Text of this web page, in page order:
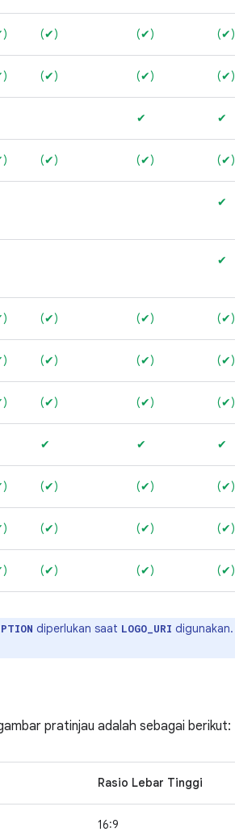
(✔) (✔) (✔)
(✔) (✔) (✔)
✔ ✔
(✔) (✔) (✔)
✔
✔
(✔) (✔) (✔)
(✔) (✔) (✔)
(✔) (✔) (✔)
✔ ✔ ✔
(✔) (✔) (✔)
(✔) (✔) (✔)
(✔) (✔) (✔)
diperlukan saat LOGO_URI digunakan.
pratinjau adalah sebagai berikut:
Rasio Lebar Tinggi
16:9